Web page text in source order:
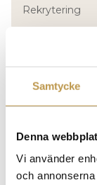
Samtycke
Denna
Vi använder
och
Rekrytering
Chef till
Rekrytering